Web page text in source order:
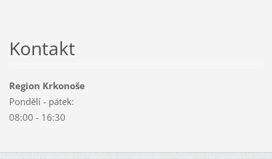
Kontakt
Region Krkonoše
Pondělí - pátek:
08:00 - 16:30